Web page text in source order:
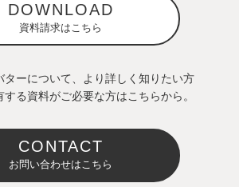
DOWNLOAD
資料請求はこちら
ターについて、より詳しく知りたい方
る資料がご必要な方はこちらから。
CONTACT
お問い合わせはこちら